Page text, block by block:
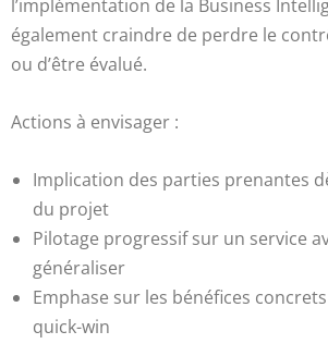
l’implémentation de la Business
également craindre de perdre le
ou d’être évalué.
Actions à envisager :
Implication des parties prenantes
du projet
Pilotage progressif sur un service
généraliser
Emphase sur les bénéfices
quick-win